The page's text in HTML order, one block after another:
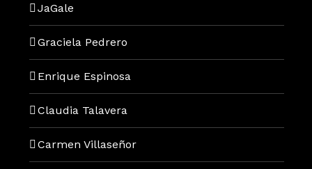
JaGale
Graciela Pedrero
Enrique Espinosa
Claudia Talavera
Carmen Villaseñor